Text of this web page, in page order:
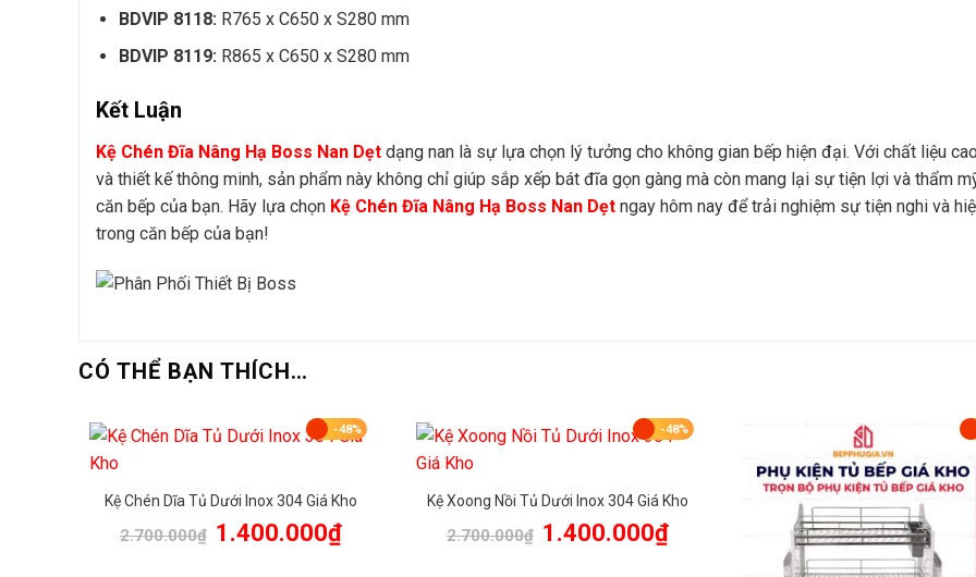
BDVIP 8118: R765 x C650 x S280 mm
BDVIP 8119: R865 x C650 x S280 mm
Kết Luận
Kệ Chén Đĩa Nâng Hạ Boss Nan Dẹt dạng nan là sự lựa chọn lý tưởng cho không gian bếp hiện đại. Với chất liệu
và thiết kế thông minh, sản phẩm này không chỉ giúp sắp xếp bát đĩa gọn gàng mà còn mang lại sự tiện lợi và thẩm
căn bếp của bạn. Hãy lựa chọn Kệ Chén Đĩa Nâng Hạ Boss Nan Dẹt ngay hôm nay để trải nghiệm sự tiện nghi và
trong căn bếp của bạn!
CÓ THỂ BẠN THÍCH…
-48%
Kệ Chén Dĩa Tủ Dưới Inox 304 Giá Kho
2.700.000₫ Giá
gốc
1.400.000₫Giá
-48%
Kệ Xoong Nồi Tủ Dưới Inox 304 Giá Kho
2.700.000₫ Giá
gốc
1.400.000₫Giá